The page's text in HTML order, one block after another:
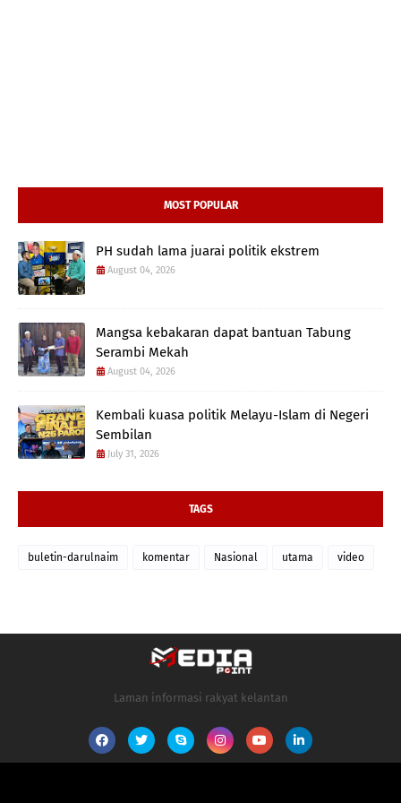
MOST POPULAR
PH sudah lama juarai politik ekstrem
August 04, 2026
Mangsa kebakaran dapat bantuan Tabung
Serambi Mekah
August 04, 2026
Kembali kuasa politik Melayu-Islam di Negeri
Sembilan
July 31, 2026
TAGS
buletin-darulnaim komentar Nasional utama video
Laman informasi rakyat kelantan